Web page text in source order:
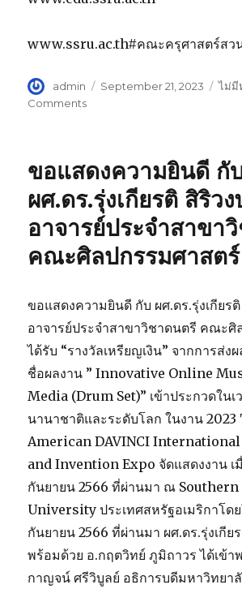
www.ssru.ac.th#คณะครุศาสตร์สว
Author
admin
Posted
September 21, 2023 ไม่มี
Comments
ต้อนรับ
อำนวย
การ
สำนัก
วิทย
เทคโนโลยี
สารสนเทศ
เข้า
สำรวจ
ห้อง
เพื่อ
ทำ
ห้องเรียน
ผสม
ผสาน
ขอแสดงความยินดี กั
ผศ.ดร.รุ่งเกียรติ สิริว
อาจารย์ประจำสาขา
คณะศิลปกรรมศาสตร์
ขอแสดงความยินดี กับ ผศ.ดร.รุ่งเกียร
อาจารย์ประจำสาขาวิชาดนตรี คณะศิ
ได้รับ “รางวัลเหรียญเงิน” จากการส่ง
ชื่อผลงาน ” Innovative Online
Media (Drum Set)” เข้าประกวดในเ
นานาชาติและระดับโลก ในงาน
American DAVINCI
and Invention Expo จัดแสดงงาน เ
กันยายน 2566 ที่ผ่านมา ณ Southern
University ประเทศสหรัฐอเมริกาโด
กันยายน 2566 ที่ผ่านมา ผศ.ดร.รุ่งเกี
พร้อมด้วย อ.กฤตวิทย์ ภูมิถาวร ได้เข้า
กาญจน์ ศรีวิบูลย์ อธิการบดีมหาวิทยา